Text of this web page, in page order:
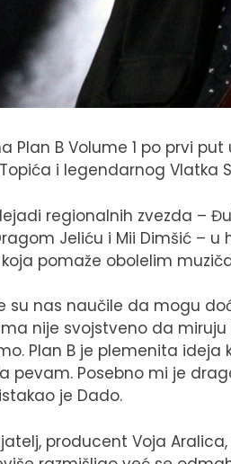
Plan B Volume 1 po prvi
i legendarnog Vlatka
regionalnih zvezda –
Jeliću i Mii Dimšić –
pomaže obolelim
su nas naučile da mogu
nije svojstveno da
Plan B je plemenita ideja
pevam. Posebno mi je
je Dado.
producent Voja